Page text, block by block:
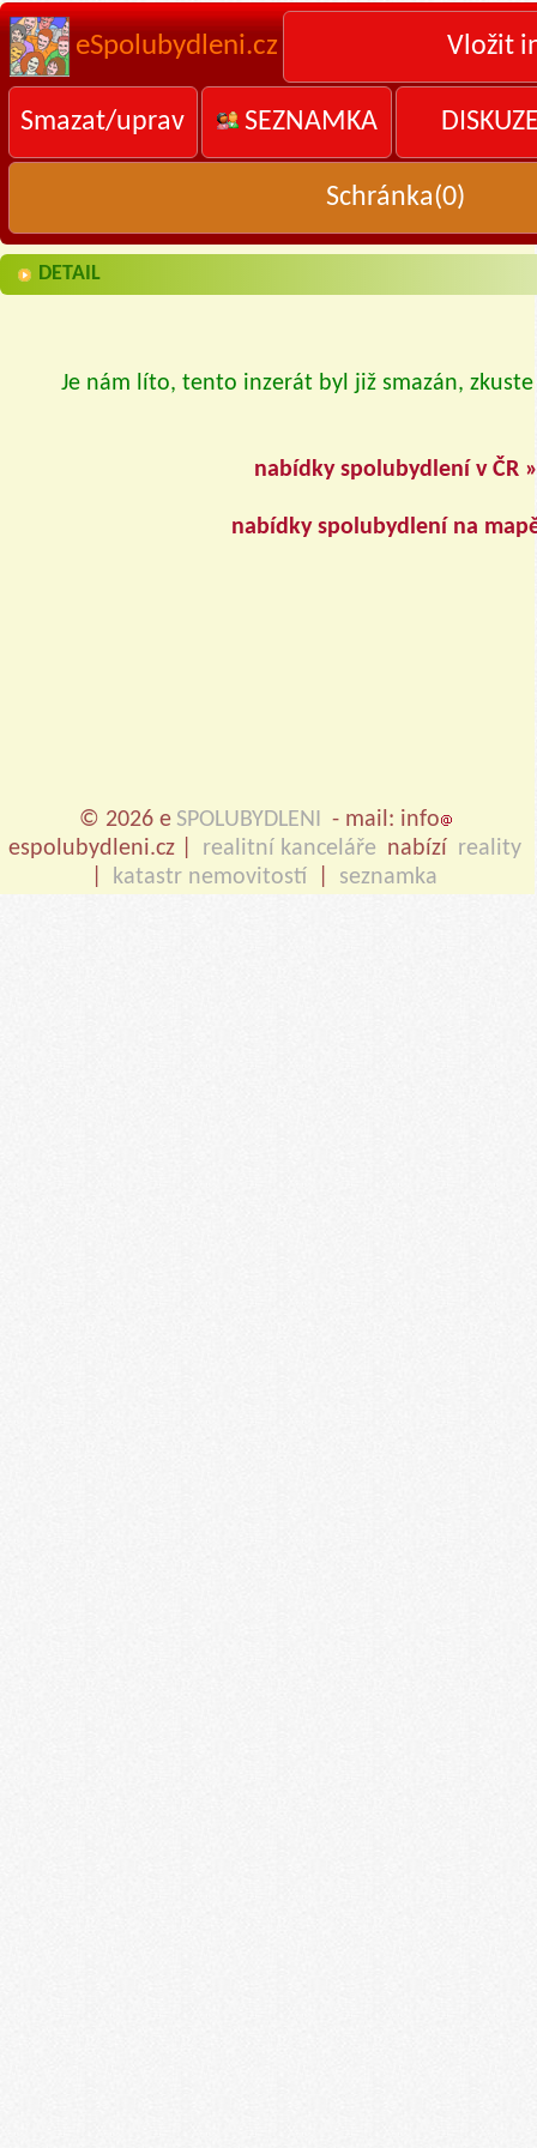
eSpolubydleni.cz Vložit
Smazat/uprav SEZNAMKA
Schránka(0)
DETAIL
Je nám líto, tento inzerát byl již smazán,
nabídky spolubydlení v ČR »
nabídky spolubydlení na
© 2026 e SPOLUBYDLENI - mail: info
espolubydleni.cz |
realitní kanceláře nabízí reality
katastr nemovitostí seznamka